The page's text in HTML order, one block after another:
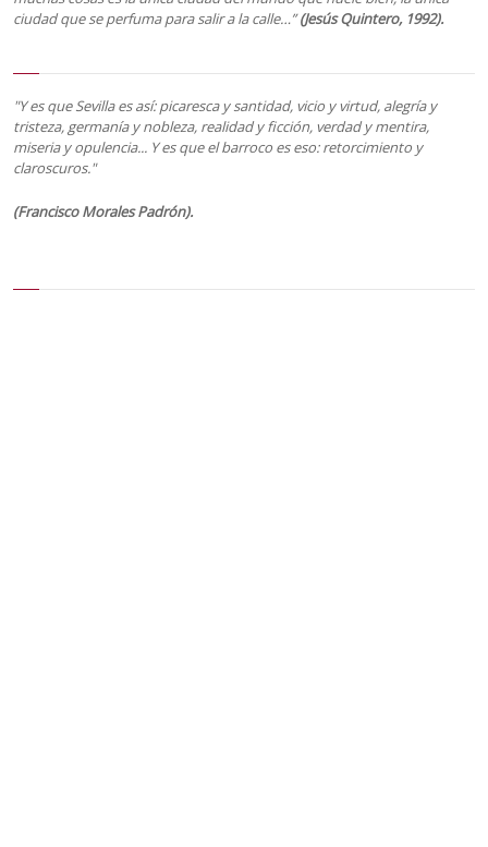
ciudad que se perfuma para salir a la calle…” (Jesús Quintero, 1992).
"Y es que Sevilla es así: picaresca y santidad, vicio y virtud, alegría y
tristeza, germanía y nobleza, realidad y ficción, verdad y mentira,
miseria y opulencia... Y es que el barroco es eso: retorcimiento y
claroscuros."
(Francisco Morales Padrón).